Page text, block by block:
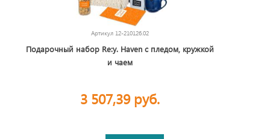
Артикул 12-210126.02
Подарочный набор Re:y. Haven с пледом, кружкой
и чаем
3 507,39 руб.